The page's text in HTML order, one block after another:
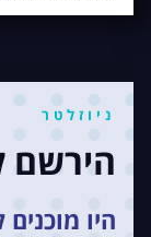
ניוזלטר
הירשם
היו